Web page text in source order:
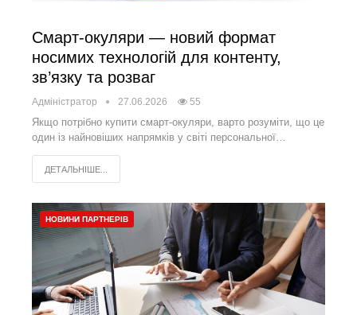
Смарт-окуляри — новий формат
носимих технологій для контенту,
зв’язку та розваг
Адміністратор 27.06.2026 55
Якщо потрібно купити смарт-окуляри, варто розуміти, що це
один із найновіших напрямків у світі персональної…
ДЕТАЛЬНІШЕ...
НОВИНИ ПАРТНЕРІВ